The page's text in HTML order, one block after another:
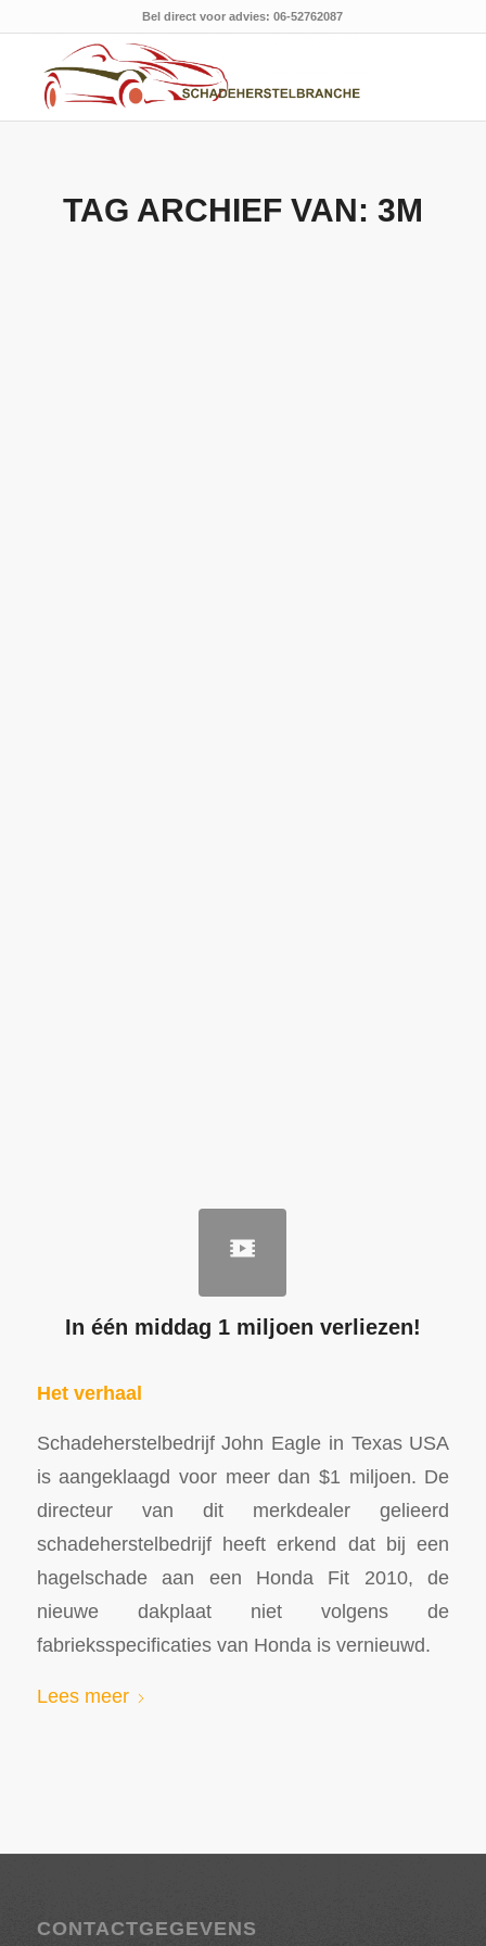
Bel direct voor advies: 06-52762087
TAG ARCHIEF VAN: 3M
In één middag 1 miljoen verliezen!
Het verhaal
Schadeherstelbedrijf John Eagle in Texas USA
is aangeklaagd voor meer dan $1 miljoen. De
directeur van dit merkdealer gelieerd
schadeherstelbedrijf heeft erkend dat bij een
hagelschade aan een Honda Fit 2010, de
nieuwe dakplaat niet volgens de
fabrieksspecificaties van Honda is vernieuwd.
Lees meer
CONTACTGEGEVENS